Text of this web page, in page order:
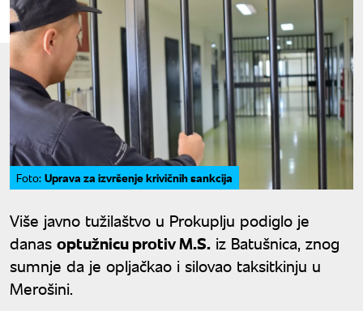
Foto: Uprava za izvršenje krivičnih sankcija
Više javno tužilaštvo u Prokuplju podiglo je
danas optužnicu protiv M.S. iz Batušnica, znog
sumnje da je opljačkao i silovao taksitkinju u
Merošini.